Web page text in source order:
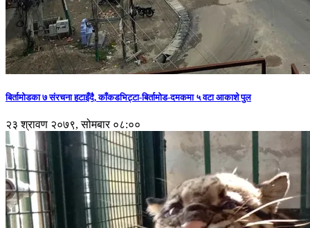
बिर्तामोडका ७ संरचना हटाइँदै, काँकडभिट्टा-बिर्तामोड-दमकमा ५ वटा आकाशे पुल
२३ श्रावण २०७९, सोमबार ०८:००